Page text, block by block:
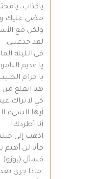
ياكذاب،
مضى عليك
ولكن مع
لقد خدعتني.
في الليلة
يا عديم
يا حرام
هيا انقلع من
كي لا تراك
أيها السيء
أنا أطردك!
اذهب إلى
فأنا لن أهتم
فسأل (بوزو):
-ماذا جرى